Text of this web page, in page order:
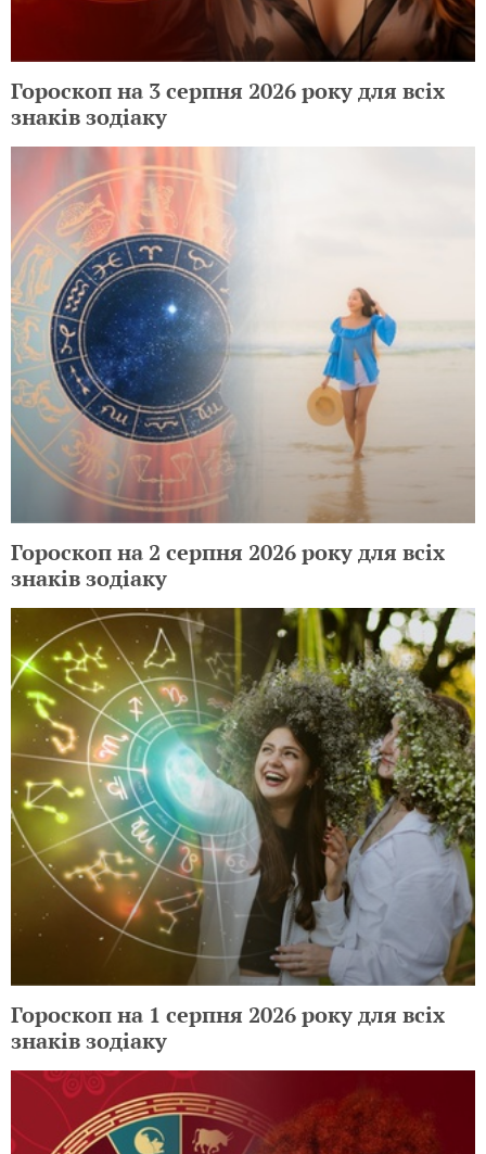
Гороскоп на 3 серпня 2026 року для всіх
знаків зодіаку
Гороскоп на 2 серпня 2026 року для всіх
знаків зодіаку
Гороскоп на 1 серпня 2026 року для всіх
знаків зодіаку